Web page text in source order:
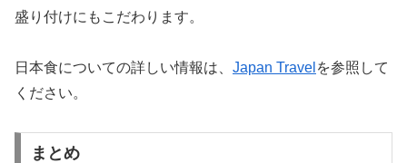
盛り付けにもこだわります。
日本食についての詳しい情報は、 Japan Travel を参照して
ください。
まとめ